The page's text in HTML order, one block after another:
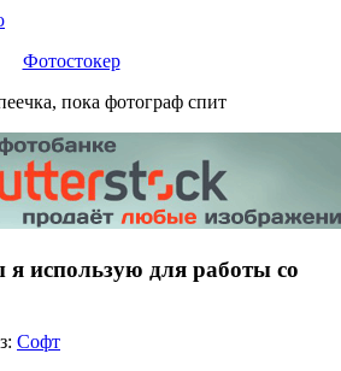
Фотостокер
пока фотограф спит
использую для работы со
Софт